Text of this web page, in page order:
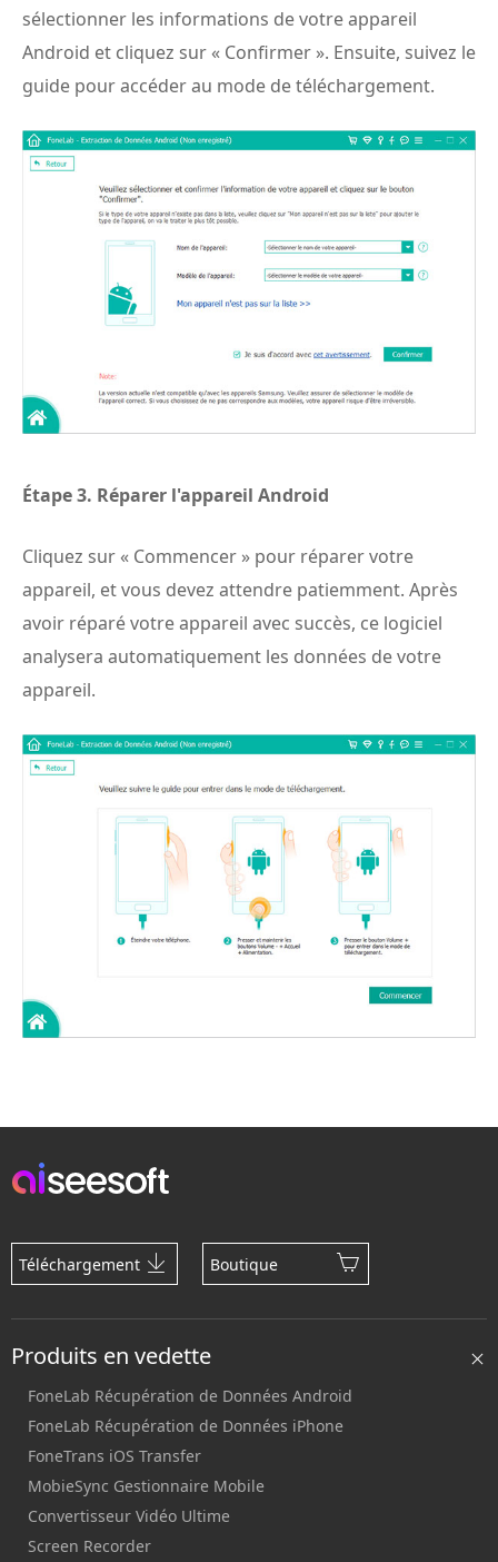
sélectionner les informations de votre appareil
Android et cliquez sur « Confirmer ». Ensuite, suivez le
guide pour accéder au mode de téléchargement.
Étape 3. Réparer l'appareil Android
Cliquez sur « Commencer » pour réparer votre
appareil, et vous devez attendre patiemment. Après
avoir réparé votre appareil avec succès, ce logiciel
analysera automatiquement les données de votre
appareil.
Téléchargement Boutique
Produits en vedette
FoneLab Récupération de Données Android
FoneLab Récupération de Données iPhone
FoneTrans iOS Transfer
MobieSync Gestionnaire Mobile
Convertisseur Vidéo Ultime
Screen Recorder